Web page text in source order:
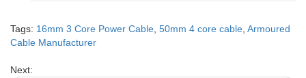
Tags: 16mm 3 Core Power Cable 50mm 4 core cable Armoured
Cable Manufacturer
Next: